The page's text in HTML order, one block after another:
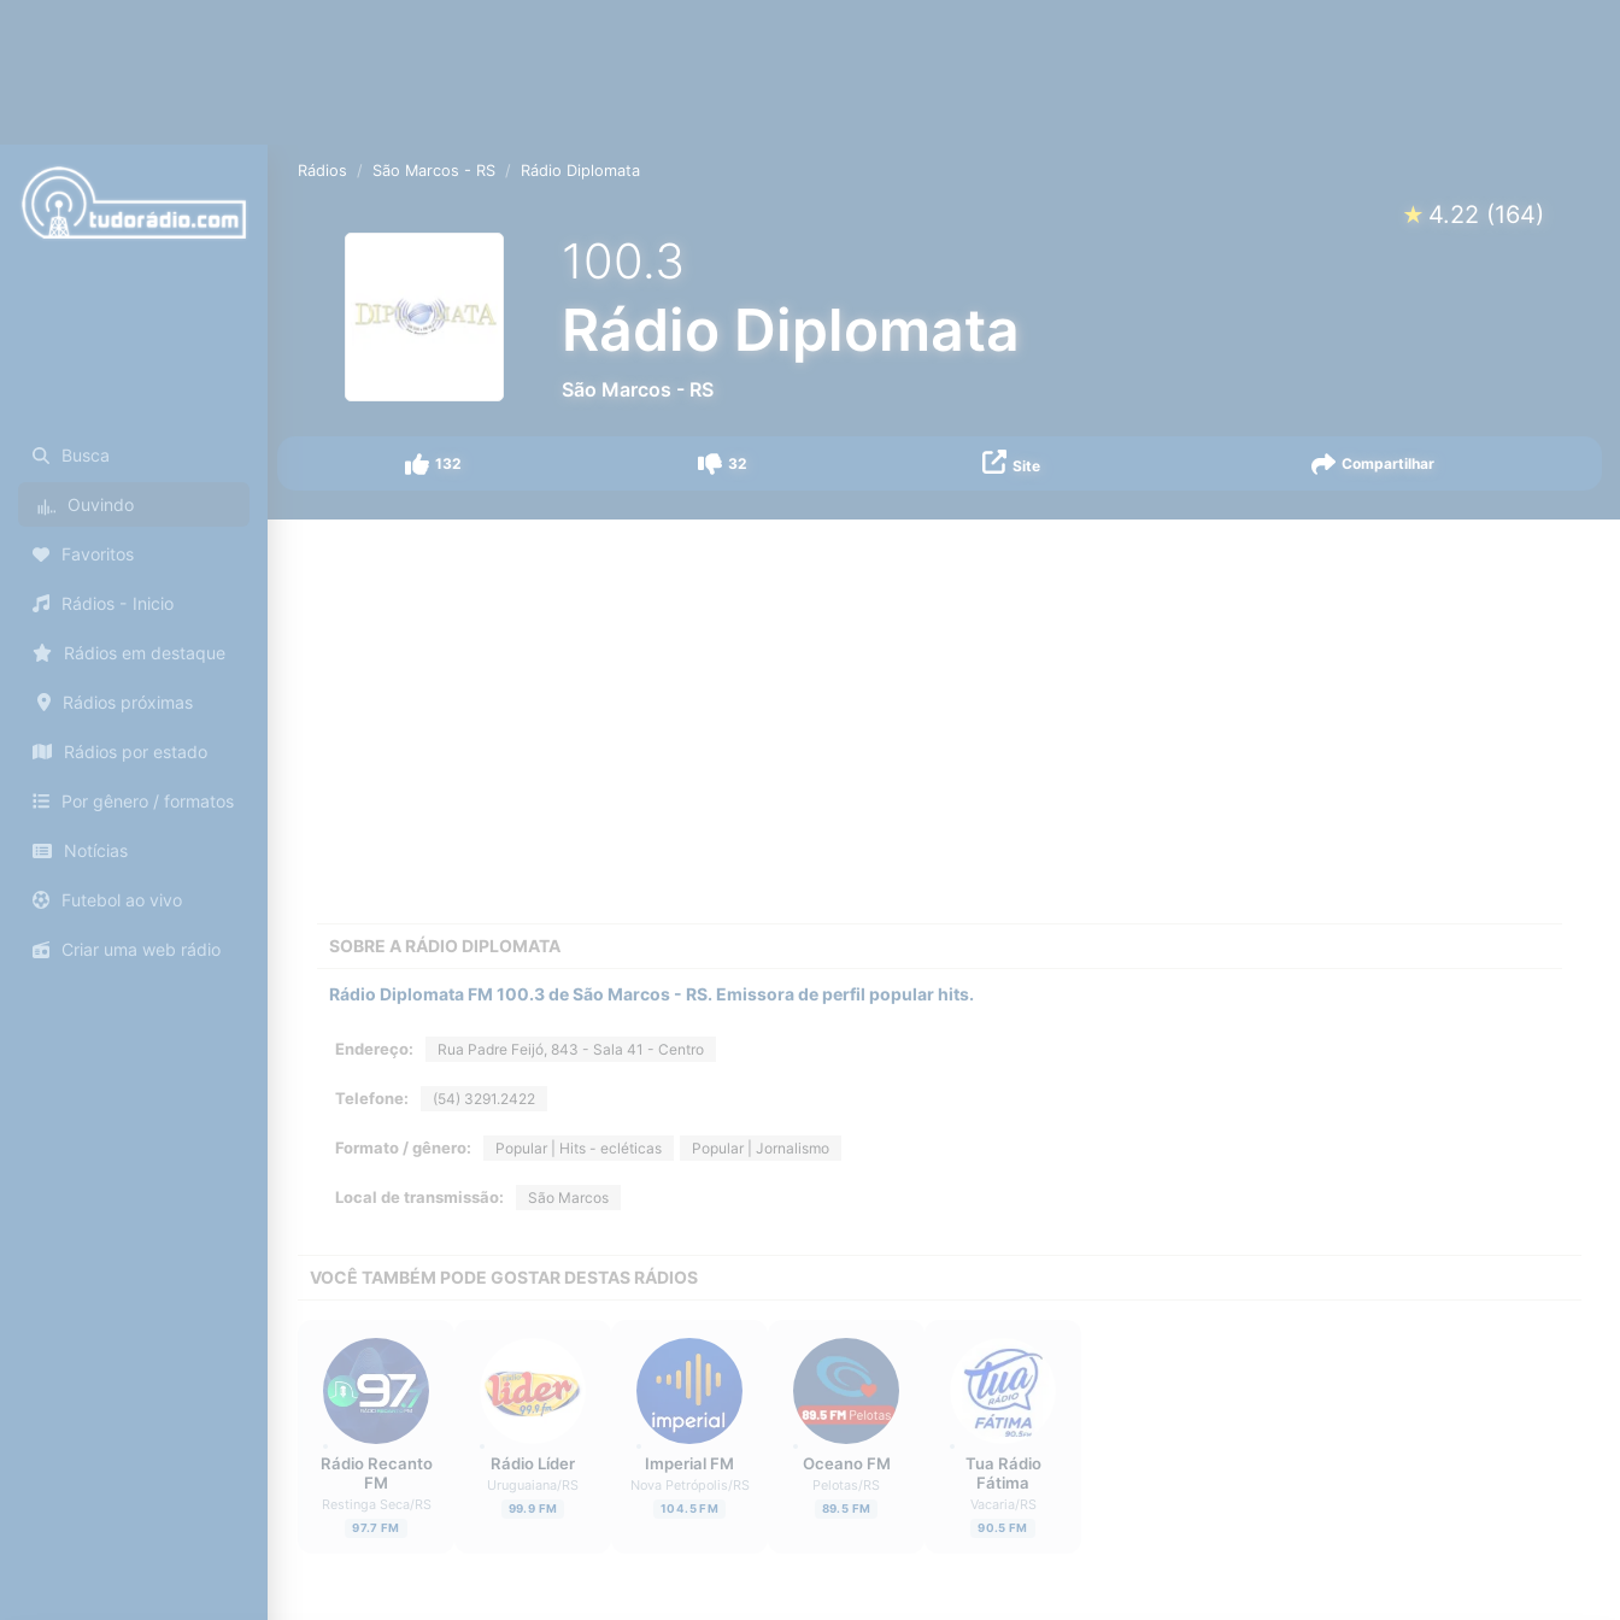
Busca
Ouvindo
Favoritos
Rádios - Inicio
Rádios em destaque
Rádios próximas
Rádios por estado
Por gênero / formatos
Notícias
Futebol ao vivo
Criar uma web rádio
Rádios São Marcos - RS Rádio Diplomata
★ 4.22 (164)
100.3
Rádio Diplomata
São Marcos - RS
132 32 Site Compartilhar
SOBRE A RÁDIO DIPLOMATA
Rádio Diplomata FM 100.3 de São Marcos - RS. Emissora de perfil popular hits.
Endereço: Rua Padre Feijó, 843 - Sala 41 - Centro
Telefone: (54) 3291.2422
Formato / gênero: Popular | Hits - ecléticas Popular | Jornalismo
Local de transmissão: São Marcos
VOCÊ TAMBÉM PODE GOSTAR DESTAS RÁDIOS
Rádio Recanto
FM
Restinga Seca/RS
97.7 FM
Rádio Líder
Uruguaiana/RS
99.9 FM
Imperial FM
Nova Petrópolis/RS
104.5 FM
Oceano FM
Pelotas/RS
89.5 FM
Tua Rádio
Fátima
Vacaria/RS
90.5 FM